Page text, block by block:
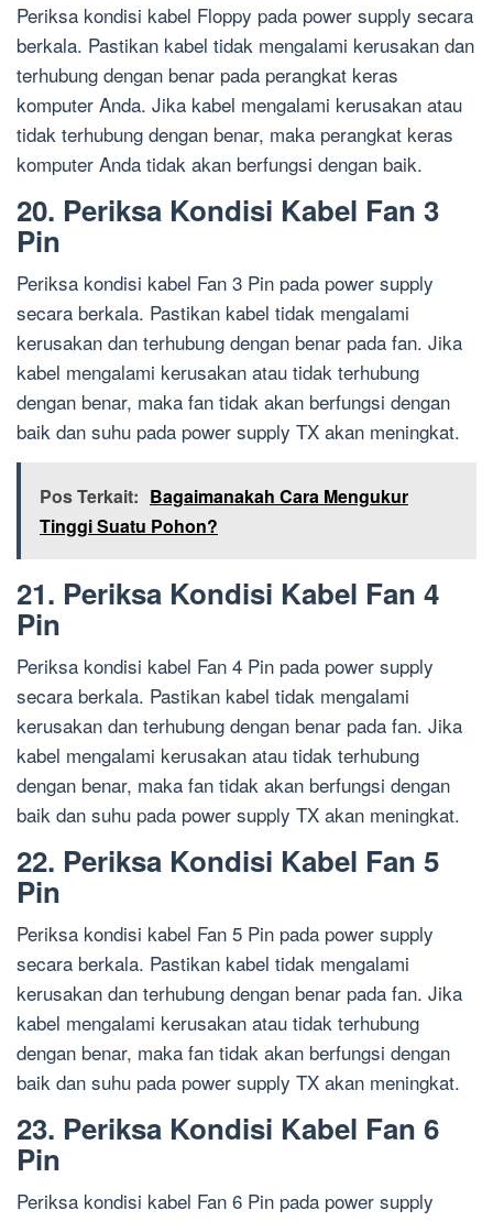
Periksa kondisi kabel Floppy pada power supply secara
berkala. Pastikan kabel tidak mengalami kerusakan dan
terhubung dengan benar pada perangkat keras
komputer Anda. Jika kabel mengalami kerusakan atau
tidak terhubung dengan benar, maka perangkat keras
komputer Anda tidak akan berfungsi dengan baik.
20. Periksa Kondisi Kabel Fan 3
Pin
Periksa kondisi kabel Fan 3 Pin pada power supply
secara berkala. Pastikan kabel tidak mengalami
kerusakan dan terhubung dengan benar pada fan. Jika
kabel mengalami kerusakan atau tidak terhubung
dengan benar, maka fan tidak akan berfungsi dengan
baik dan suhu pada power supply TX akan meningkat.
Pos Terkait: Bagaimanakah Cara Mengukur
Tinggi Suatu Pohon?
21. Periksa Kondisi Kabel Fan 4
Pin
Periksa kondisi kabel Fan 4 Pin pada power supply
secara berkala. Pastikan kabel tidak mengalami
kerusakan dan terhubung dengan benar pada fan. Jika
kabel mengalami kerusakan atau tidak terhubung
dengan benar, maka fan tidak akan berfungsi dengan
baik dan suhu pada power supply TX akan meningkat.
22. Periksa Kondisi Kabel Fan 5
Pin
Periksa kondisi kabel Fan 5 Pin pada power supply
secara berkala. Pastikan kabel tidak mengalami
kerusakan dan terhubung dengan benar pada fan. Jika
kabel mengalami kerusakan atau tidak terhubung
dengan benar, maka fan tidak akan berfungsi dengan
baik dan suhu pada power supply TX akan meningkat.
23. Periksa Kondisi Kabel Fan 6
Pin
Periksa kondisi kabel Fan 6 Pin pada power supply